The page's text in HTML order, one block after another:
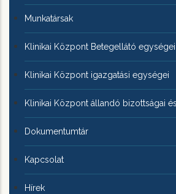
Munkatársak
Klinikai Központ Betegellátó egységei
Klinikai Központ igazgatási egységei
Klinikai Központ állandó bizottságai
Dokumentumtár
Kapcsolat
Hírek